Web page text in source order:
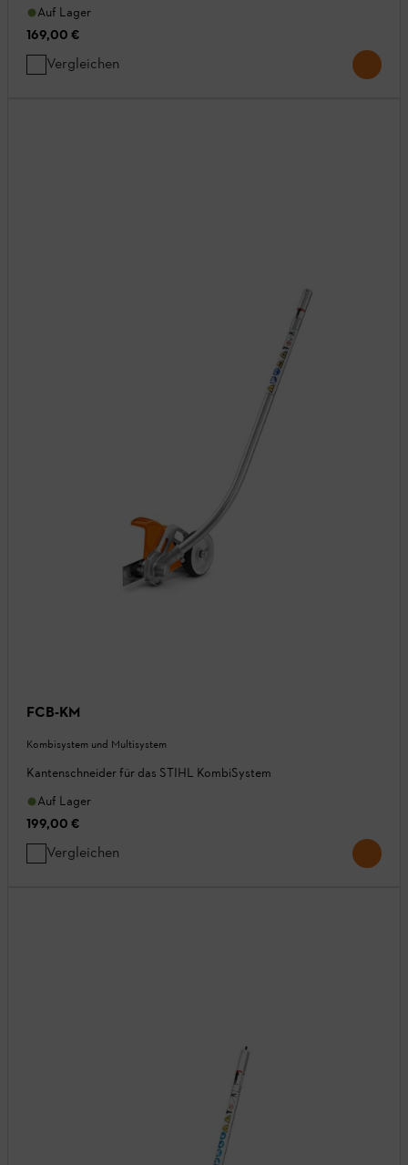
Auf Lager
169,00 €
Vergleichen
FCB-KM
Kombisystem und Multisystem
Kantenschneider für das STIHL KombiSystem
Auf Lager
199,00 €
Vergleichen